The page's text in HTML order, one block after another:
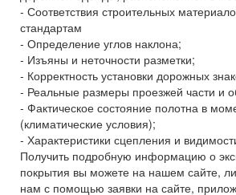
- Соответствия строительных
стандартам
- Определение углов наклона;
- Изъяны и неточности разметки;
- Корректность установки дорожных
- Реальные размеры проезжей части и
- Фактическое состояние полотна в
(климатические условия);
- Характеристики сцепления и
Получить подробную информацию о
покрытия вы можете на нашем сайте,
нам с помощью заявки на сайте,